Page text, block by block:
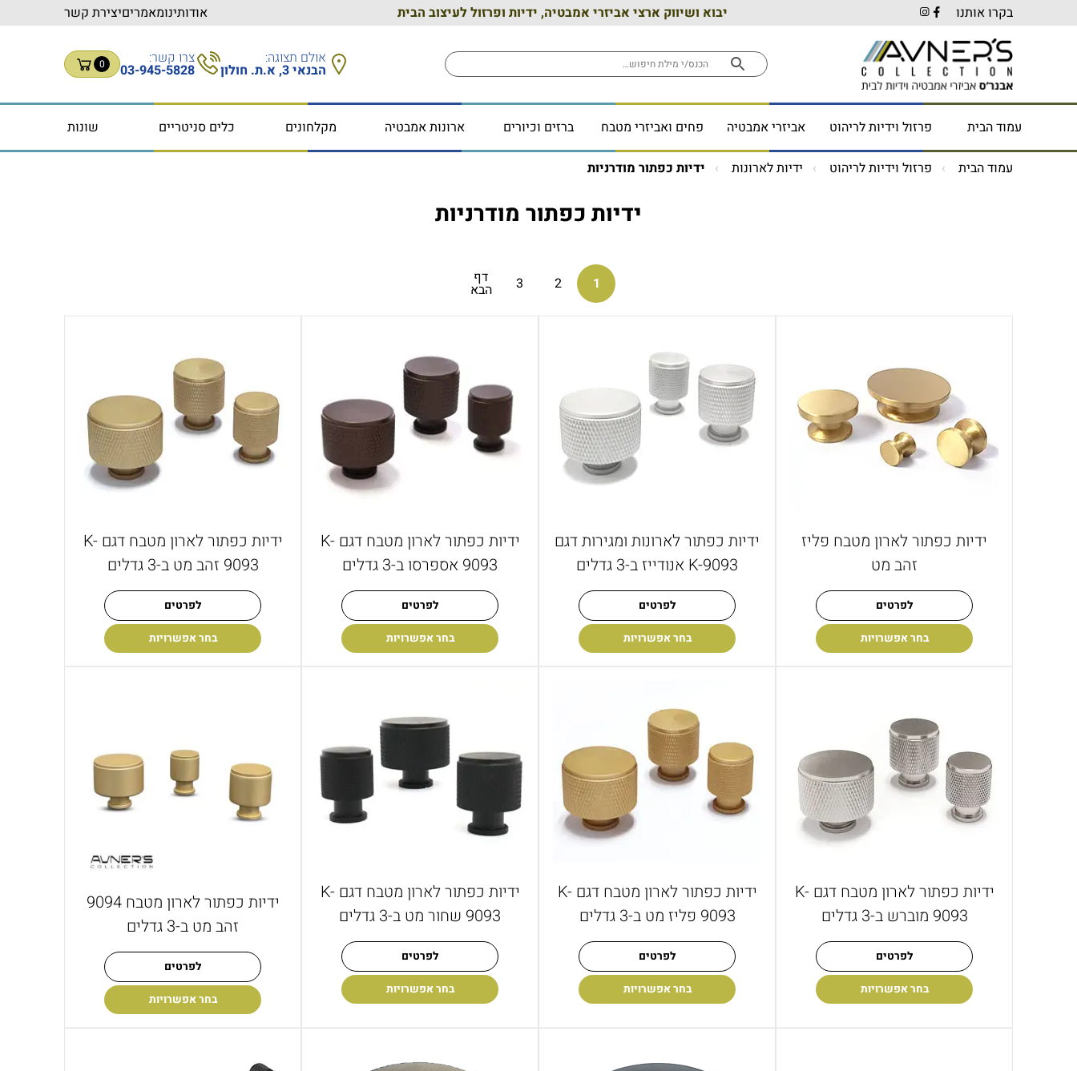
בקרו אותנו יבוא ושיווק ארצי אביזרי אמבטיה, ידיות ופרזול לעיצוב הבית אודותינומאמריםיצירת קשר
אולם תצוגה:
הבנאי 3, א.ת. חולון
צרו קשר:
03-945-5828
0
עמוד הבית פרזול וידיות לריהוט אביזרי אמבטיה פחים ואביזרי מטבח ברזים וכיורים ארונות אמבטיה מקלחונים כלים סניטריים שונות
עמוד הבית פרזול וידיות לריהוט ידיות לארונות ידיות כפתור מודרניות
ידיות כפתור מודרניות
1
2
3 דף
הבא
ידיות כפתור לארון מטבח פליז
זהב מט
לפרטים
בחר אפשרויות
ידיות כפתור לארונות ומגירות דגם
K-9093 אנודייז ב-3 גדלים
לפרטים
בחר אפשרויות
ידיות כפתור לארון מטבח דגם K-
9093 אספרסו ב-3 גדלים
לפרטים
בחר אפשרויות
ידיות כפתור לארון מטבח דגם K-
9093 זהב מט ב-3 גדלים
לפרטים
בחר אפשרויות
ידיות כפתור לארון מטבח דגם K-
9093 מוברש ב-3 גדלים
לפרטים
בחר אפשרויות
ידיות כפתור לארון מטבח דגם K-
9093 פליז מט ב-3 גדלים
לפרטים
בחר אפשרויות
ידיות כפתור לארון מטבח דגם K-
9093 שחור מט ב-3 גדלים
לפרטים
בחר אפשרויות
ידיות כפתור לארון מטבח 9094
זהב מט ב-3 גדלים
לפרטים
בחר אפשרויות